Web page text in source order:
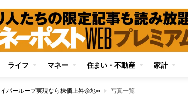
ライフ マネー 住まい・不動産 家計
パーループ実現なら株価上昇余地∞ 写真一覧